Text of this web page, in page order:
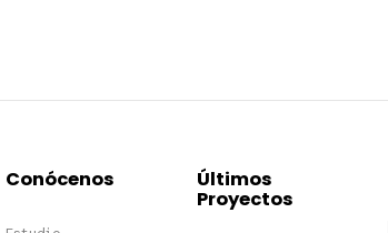
Conócenos Últimos
Proyectos